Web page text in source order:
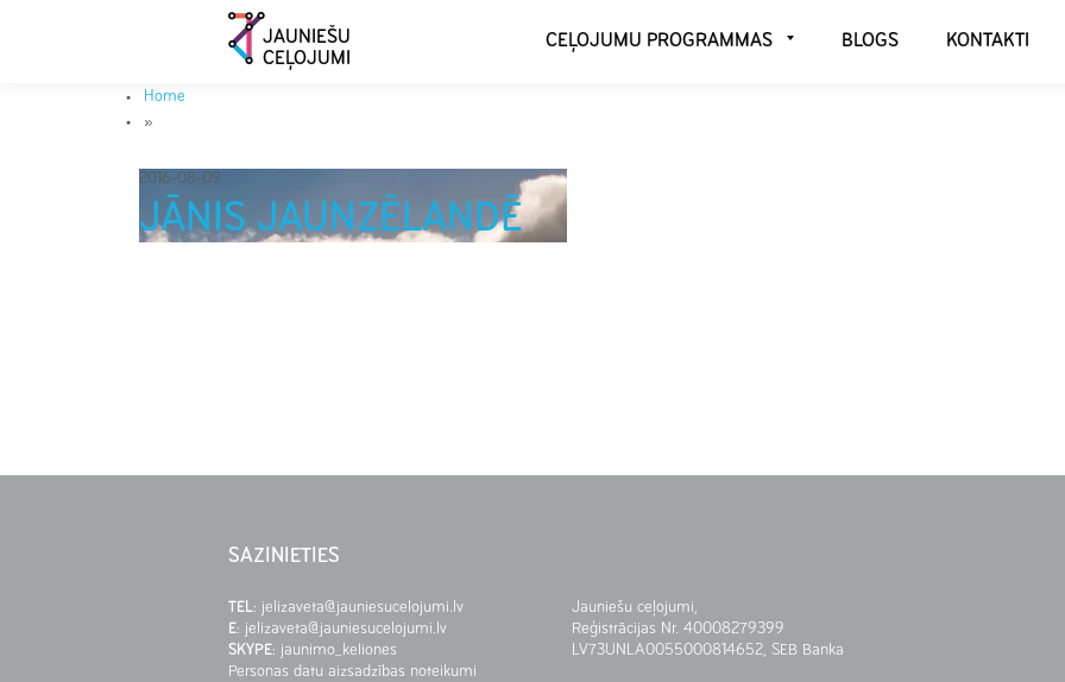
JAUNIEŠU
CEĻOJUMI
CEĻOJUMU PROGRAMMAS BLOGS KONTAKTI
Home
»
2016-08-09
JĀNIS JAUNZĒLANDĒ
SAZINIETIES
TEL: jelizaveta@jauniesucelojumi.lv
E: jelizaveta@jauniesucelojumi.lv
SKYPE: jaunimo_keliones
Personas datu aizsadzības noteikumi
Jauniešu ceļojumi,
Reģistrācijas Nr. 40008279399
LV73UNLA0055000814652, SEB Banka